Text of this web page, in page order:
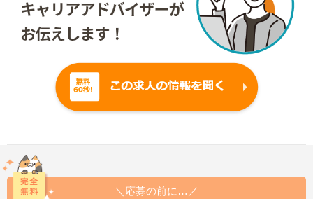
＼応募の前に…／